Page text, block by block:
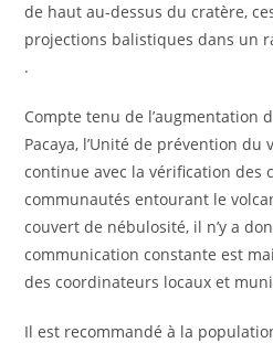
de haut au-dessus du cratère,
projections balistiques dans un
.
Compte tenu de l’augmentation
Pacaya, l’Unité de prévention du
continue avec la vérification des
communautés entourant le
couvert de nébulosité, il n’y a
communication constante est
des coordinateurs locaux et
Il est recommandé à la